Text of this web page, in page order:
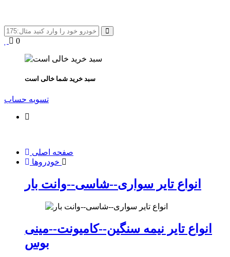
0
سبد خرید شما خالی است
تسویه حساب
صفحه اصلی
خودروها
انواع تایر سواری--شاسی--وانت بار
انواع تایر نیمه سنگین--کامیونت--مینی
بوس